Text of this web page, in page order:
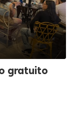
gratuito